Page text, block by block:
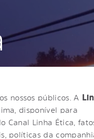
nossos públicos. A
disponível para
Canal Linha Ética,
políticas da